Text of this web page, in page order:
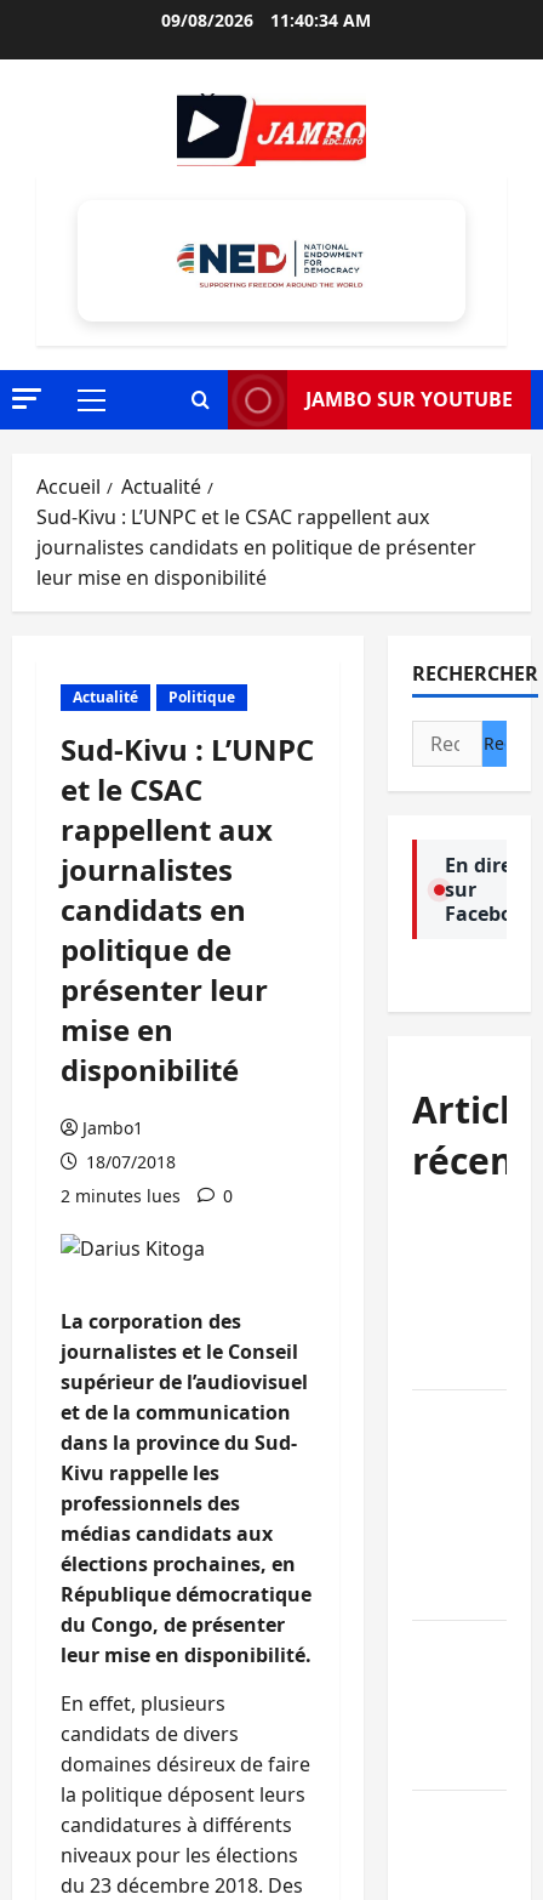
09/08/2026 11:40:36 AM
Menu
JAMBO SUR YOUTUBE
Accueil
Actualité
Sud-Kivu : L’UNPC et le CSAC rappellent aux
journalistes candidats en politique de présenter
leur mise en disponibilité
Actualité Politique
Sud-Kivu : L’UNPC
et le CSAC
rappellent aux
journalistes
candidats en
politique de
présenter leur
mise en
disponibilité
Jambo1
18/07/2018
2 minutes lues
0
La corporation des
journalistes et le Conseil
supérieur de l’audiovisuel
et de la communication
dans la province du Sud-
Kivu rappelle les
professionnels des
médias candidats aux
élections prochaines, en
République démocratique
du Congo, de présenter
leur mise en disponibilité.
En effet, plusieurs
candidats de divers
domaines désireux de faire
la politique déposent leurs
candidatures à différents
niveaux pour les élections
du 23 décembre 2018. Des
RECHERCHER
Rechercher :
En direct
sur
Facebook